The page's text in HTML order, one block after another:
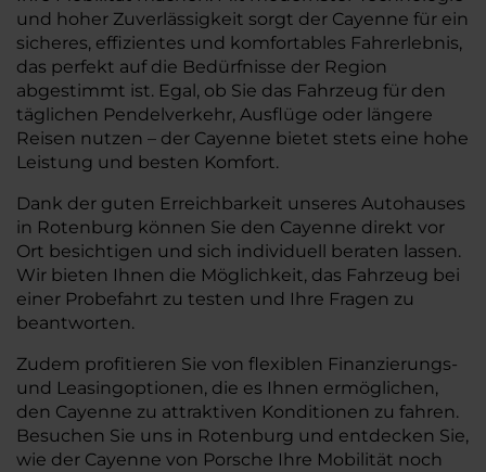
und hoher Zuverlässigkeit sorgt der Cayenne für ein
sicheres, effizientes und komfortables Fahrerlebnis,
das perfekt auf die Bedürfnisse der Region
abgestimmt ist. Egal, ob Sie das Fahrzeug für den
täglichen Pendelverkehr, Ausflüge oder längere
Reisen nutzen – der Cayenne bietet stets eine hohe
Leistung und besten Komfort.
Dank der guten Erreichbarkeit unseres Autohauses
in Rotenburg können Sie den Cayenne direkt vor
Ort besichtigen und sich individuell beraten lassen.
Wir bieten Ihnen die Möglichkeit, das Fahrzeug bei
einer Probefahrt zu testen und Ihre Fragen zu
beantworten.
Zudem profitieren Sie von flexiblen Finanzierungs-
und Leasingoptionen, die es Ihnen ermöglichen,
den Cayenne zu attraktiven Konditionen zu fahren.
Besuchen Sie uns in Rotenburg und entdecken Sie,
wie der Cayenne von Porsche Ihre Mobilität noch